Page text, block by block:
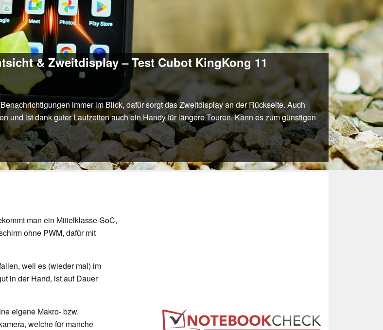
& Zweitdisplay – Test Cubot KingKong 11
immer im Blick, dafür sorgt das Zweitdisplay an der Rückseite. Auch
und ist dank guter Laufzeiten auch ein Handy für längere Touren. Kann es zum günstigen
man ein Mittelklasse-SoC,
ohne PWM, dafür mit
weil es (wieder mal) im
in der Hand, ist auf Dauer
eigene Makro- bzw.
welche für manche